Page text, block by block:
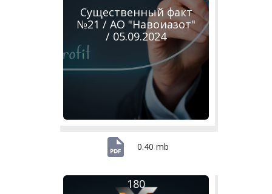
Существенный факт
№21 / АО "Навоиазот"
/ 05.09.2024
0.40 mb
180